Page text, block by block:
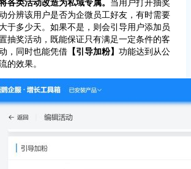
各类活动改造为私域专属。 当用户打开抽奖
分辨该用户是否为企微员工好友，有时需要
于多少天。如果不是，则会引导用户添加员
抽奖活动，既能保证只有满足一定条件的客
，同时也能凭借 【引导加粉】 功能达到从公
的效果。